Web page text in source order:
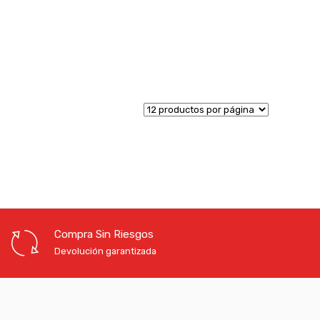
Compra Sin Riesgos
Devolución garantizada